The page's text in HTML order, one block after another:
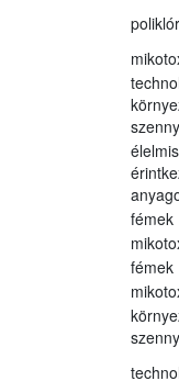
fémek
fémek